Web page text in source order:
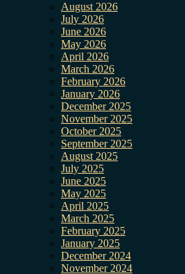
August 2026
July 2026
June 2026
May 2026
April 2026
March 2026
February 2026
January 2026
December 2025
November 2025
October 2025
September 2025
August 2025
July 2025
June 2025
May 2025
April 2025
March 2025
February 2025
January 2025
December 2024
November 2024